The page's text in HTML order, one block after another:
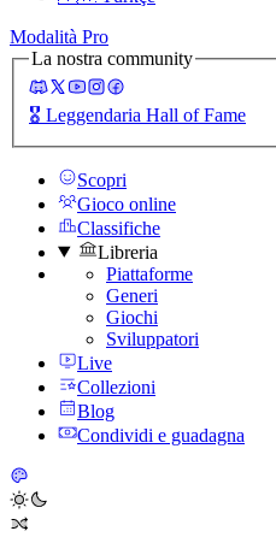
Modalità Pro
La nostra community
🎖️ Leggendaria Hall of Fame
Scopri
Gioco online
Classifiche
Libreria
Piattaforme
Generi
Giochi
Sviluppatori
Live
Collezioni
Blog
Condividi e guadagna